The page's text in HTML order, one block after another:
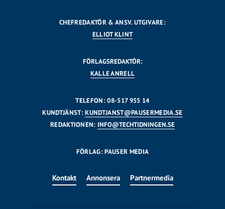
CHEFREDAKTÖR & ANSV. UTGIVARE:
ELLIOT KLINT
FÖRLAGSREDAKTÖR:
KALLE ANRELL
TELEFON: 08-517 955 14
KUNDTJÄNST:KUNDTJANST@PAUSERMEDIA.SE
REDAKTIONEN: INFO@TECHTIDNINGEN.SE
FÖRLAG: PAUSER MEDIA
Kontakt Annonsera Partnermedia